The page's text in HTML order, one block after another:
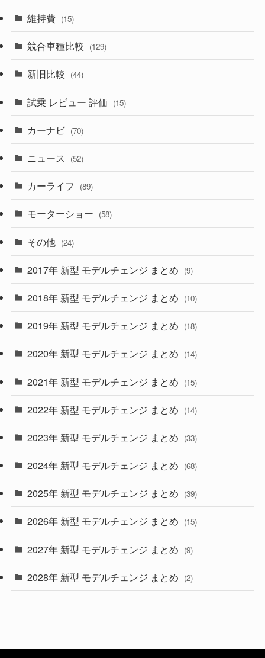
(357)
(328)
(194)
(230)
(253)
(85)
(84)
(14)
(222)
(50)
(43)
(6)
(9)
(4)
(30)
(27)
(58)
(28)
(27)
(26)
(33)
(10)
(35)
(10)
(9)
(22)
(4)
(9)
(4)
(1)
(3)
(3)
(5)
(1)
(5)
(7)
(5)
維持費 (15)
競合車種比較 (129)
新旧比較 (44)
試乗 レビュー 評価 (15)
カーナビ (70)
ニュース (52)
カーライフ (89)
モーターショー (58)
その他 (24)
2017年 新型 モデルチェンジ まとめ (9)
2018年 新型 モデルチェンジ まとめ (10)
2019年 新型 モデルチェンジ まとめ (18)
2020年 新型 モデルチェンジ まとめ (14)
2021年 新型 モデルチェンジ まとめ (15)
2022年 新型 モデルチェンジ まとめ (14)
2023年 新型 モデルチェンジ まとめ (33)
2024年 新型 モデルチェンジ まとめ (68)
2025年 新型 モデルチェンジ まとめ (39)
2026年 新型 モデルチェンジ まとめ (15)
2027年 新型 モデルチェンジ まとめ (9)
2028年 新型 モデルチェンジ まとめ (2)